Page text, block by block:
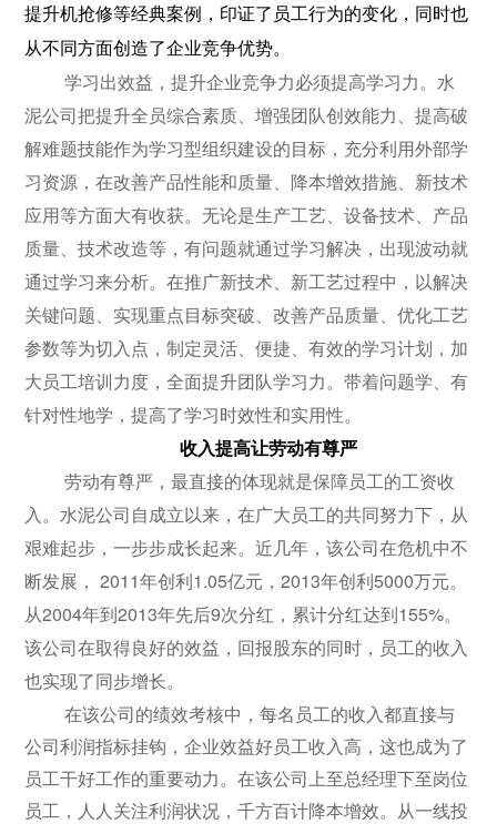
提升机抢修等经典案例，印证了员工行为的变化，同时也
从不同方面创造了企业竞争优势。
学习出效益，提升企业竞争力必须提高学习力。水
泥公司把提升全员综合素质、增强团队创效能力、提高破
解难题技能作为学习型组织建设的目标，充分利用外部学
习资源，在改善产品性能和质量、降本增效措施、新技术
应用等方面大有收获。无论是生产工艺、设备技术、产品
质量、技术改造等，有问题就通过学习解决，出现波动就
通过学习来分析。在推广新技术、新工艺过程中，以解决
关键问题、实现重点目标突破、改善产品质量、优化工艺
参数等为切入点，制定灵活、便捷、有效的学习计划，加
大员工培训力度，全面提升团队学习力。带着问题学、有
针对性地学，提高了学习时效性和实用性。
收入提高让劳动有尊严
劳动有尊严，最直接的体现就是保障员工的工资收
入。水泥公司自成立以来，在广大员工的共同努力下，从
艰难起步，一步步成长起来。近几年，该公司在危机中不
断发展， 2011年创利1.05亿元，2013年创利5000万元。
从2004年到2013年先后9次分红，累计分红达到155%。
该公司在取得良好的效益，回报股东的同时，员工的收入
也实现了同步增长。
在该公司的绩效考核中，每名员工的收入都直接与
公司利润指标挂钩，企业效益好员工收入高，这也成为了
员工干好工作的重要动力。在该公司上至总经理下至岗位
员工，人人关注利润状况，千方百计降本增效。从一线投